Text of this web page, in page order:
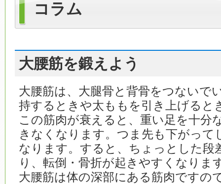
コラム
大腰筋を鍛えよう
大腰筋は、大腿骨と背骨をつないで
持するときや太ももを引き上げると
この筋肉が衰えると、重い足を十分
きなくなります。つま先も下がって
なります。すると、ちょっとした段
り、転倒・骨折が起きやすくなりま
大腰筋は体の深部にある筋肉ですの